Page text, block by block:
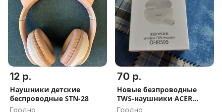
12 р.
Наушники детские
беспроводные STN-28
Гродно
70 р.
Новые безпроводные
TWS-наушники ACER
OHR595
Гродно